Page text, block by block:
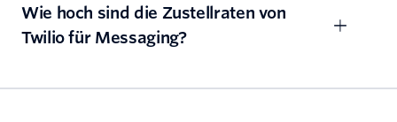
Wie hoch sind die Zustellraten von
Twilio für Messaging?